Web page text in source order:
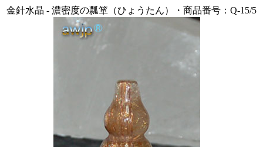
金針水晶 - 濃密度の瓢箪（ひょうたん）・商品番号：Q-15/5